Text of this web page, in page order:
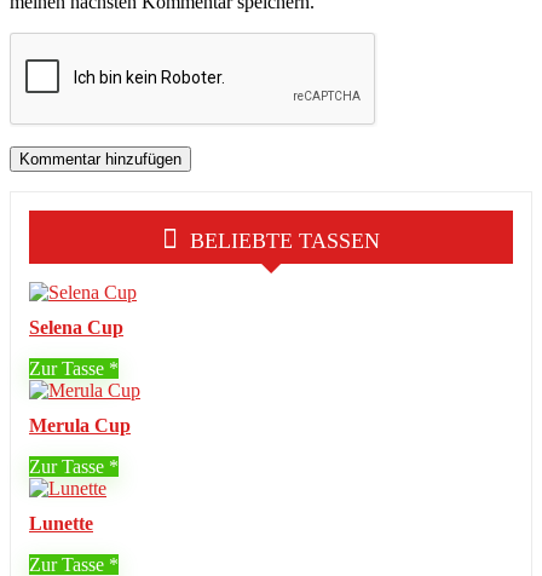
BELIEBTE TASSEN
Selena Cup
Zur Tasse
Merula Cup
Zur Tasse
Lunette
Zur Tasse